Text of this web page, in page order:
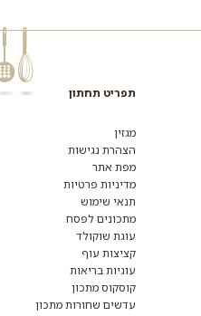
תפריט תחתון
מגזין
הצהרת נגישות
מפת אתר
מדיניות פרטיות
תנאי שימוש
מתכונים לפסח
עוגת שוקולד
קציצות עוף
עוגיות בריאות
קוסקוס מתכון
עדשים שחורות מתכון